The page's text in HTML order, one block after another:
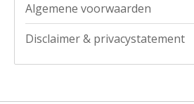
Algemene voorwaarden
Disclaimer & privacystatement